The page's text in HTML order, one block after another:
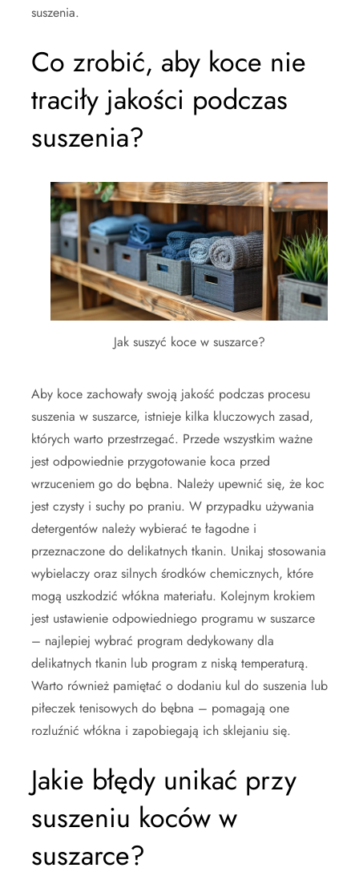
suszenia.
Co zrobić, aby koce nie
traciły jakości podczas
suszenia?
Jak suszyć koce w suszarce?
Aby koce zachowały swoją jakość podczas procesu
suszenia w suszarce, istnieje kilka kluczowych zasad,
których warto przestrzegać. Przede wszystkim ważne
jest odpowiednie przygotowanie koca przed
wrzuceniem go do bębna. Należy upewnić się, że koc
jest czysty i suchy po praniu. W przypadku używania
detergentów należy wybierać te łagodne i
przeznaczone do delikatnych tkanin. Unikaj stosowania
wybielaczy oraz silnych środków chemicznych, które
mogą uszkodzić włókna materiału. Kolejnym krokiem
jest ustawienie odpowiedniego programu w suszarce
– najlepiej wybrać program dedykowany dla
delikatnych tkanin lub program z niską temperaturą.
Warto również pamiętać o dodaniu kul do suszenia lub
piłeczek tenisowych do bębna – pomagają one
rozluźnić włókna i zapobiegają ich sklejaniu się.
Jakie błędy unikać przy
suszeniu koców w
suszarce?